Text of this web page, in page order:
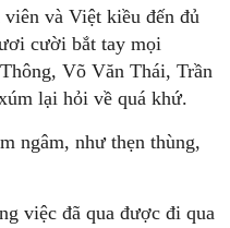
và Việt kiều đến đủ
cười bắt tay mọi
Võ Văn Thái, Trần
lại hỏi về quá khứ.
ngâm, như thẹn thùng,
việc đã qua được đi qua